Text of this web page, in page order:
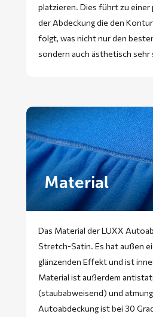
platzieren. Dies führt zu
der Abdeckung die den
folgt, was nicht nur den
sondern auch ästhetisch sehr
Material
Das Material der LUXX
Stretch-Satin. Es hat außen
glänzenden Effekt und ist
Material ist außerdem
(staubabweisend) und
Autoabdeckung ist bei 30